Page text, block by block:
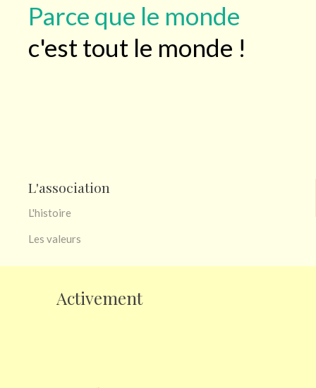
L'association
L'histoire
Les valeurs
Parce que le monde
c'est tout le monde !
Activement